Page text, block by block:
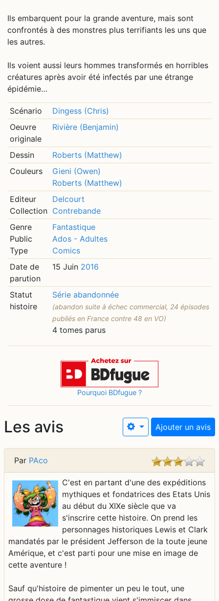
Ils embarquent pour la grande aventure, mais sont
confrontés à des monstres plus terrifiants les uns que
les autres.
Ils voient aussi leurs hommes transformés en horribles
créatures après avoir été infectés par une étrange
épidémie…
Scénario
Dingess (Chris)
Oeuvre
originale
Rivière (Benjamin)
Dessin
Roberts (Matthew)
Couleurs
Gieni (Owen)
Roberts (Matthew)
Editeur
Collection
Delcourt
Contrebande
Genre
Public
Type
Fantastique
Ados - Adultes
Comics
Date de
parution
15 Juin 2016
Statut
histoire
Série abandonnée
(abandon suite à échec commercial, 24 épisodes
publiés en France contre 48 en VO)
4 tomes parus
Pourquoi BDfugue ?
Les avis Ajouter un avis
Par PAco
C'est en partant d'une des expéditions
mythiques et fondatrices des Etats Unis
au début du XIXe siècle que va
s'inscrire cette histoire. On prend les
personnages historiques Lewis et Clark
mandatés par le président Jefferson de la toute jeune
Amérique, et c'est parti pour une mise en image de
cette aventure !
Sauf qu'histoire de pimenter un peu le tout, une